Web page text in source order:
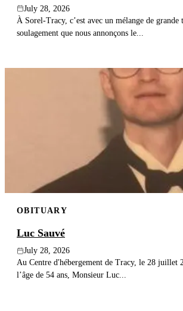
July 28, 2026
À Sorel-Tracy, c’est avec un mélange de grande
soulagement que nous annonçons le...
OBITUARY
Luc Sauvé
July 28, 2026
Au Centre d'hébergement de Tracy, le 28 juillet
l’âge de 54 ans, Monsieur Luc...